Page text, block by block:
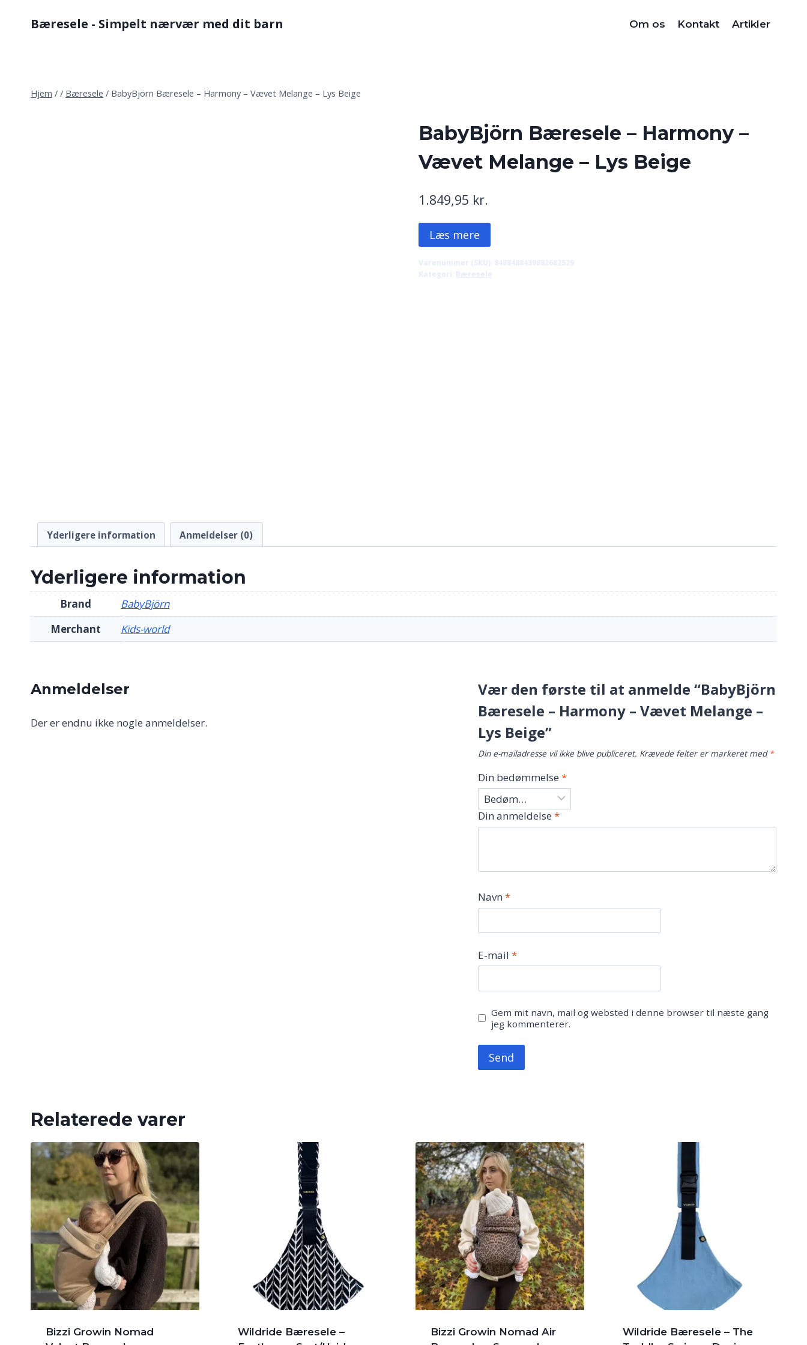
Bæresele - Simpelt nærvær med dit barn Om os Kontakt Artikler
Hjem / / Bæresele / BabyBjörn Bæresele – Harmony – Vævet Melange – Lys Beige
BabyBjörn Bæresele – Harmony –
Vævet Melange – Lys Beige
1.849,95 kr.
Læs mere
Varenummer (SKU): 8488488439882682529
Kategori: Bæresele
Yderligere information Anmeldelser (0)
Yderligere information
Brand
BabyBjörn
Merchant
Kids-world
Anmeldelser
Der er endnu ikke nogle anmeldelser.
Vær den første til at anmelde “BabyBjörn
Bæresele – Harmony – Vævet Melange –
Lys Beige”
Din e-mailadresse vil ikke blive publiceret. Krævede felter er markeret med *
Din bedømmelse*
Din anmeldelse*
Navn*
E-mail*
Gem mit navn, mail og websted i denne browser til næste gang
jeg kommenterer.
Relaterede varer
Bizzi Growin Nomad
Wildride Bæresele –
Bizzi Growin Nomad Air
Wildride Bæresele – The